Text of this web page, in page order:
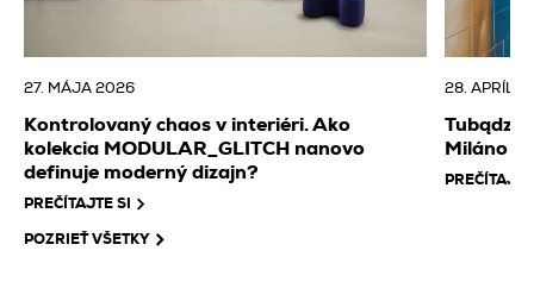
27. MÁJA 2026
Kontrolovaný chaos v interiéri. Ako
kolekcia MODULAR_GLITCH nanovo
definuje moderný dizajn?
PREČÍTAJTE SI
28. APRÍLA
Miláno
POZRIEŤ VŠETKY